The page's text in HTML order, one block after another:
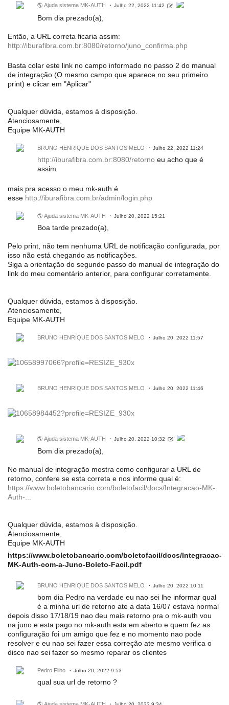
🌎 Ajuda sistema MK-AUTH Julho 22, 2022 11:42
Bom dia prezado(a),
Então, a URL correta ficaria assim:
http://iburafibra.com.br:8080/retorno/juno_confirma.php
Basta colar este link no campo informado no passo 2 do manual
de integração (O mesmo campo que aparece no seu primeiro
print) e clicar em "Aplicar"
Qualquer dúvida, estamos à disposição.
Atenciosamente,
Equipe MK-AUTH
BRUNO HENRIQUE DOS SANTOS MELO Julho 22, 2022 11:24
http://iburafibra.com.br:8080/retorno eu acho que é
assim
mais pra acesso o meu mk-auth é
esse http://iburafibra.com.br/admin/login.php
🌎 Ajuda sistema MK-AUTH Julho 20, 2022 15:21
Boa tarde prezado(a),
Pelo print, não tem nenhuma URL de notificação configurada, por
isso não está chegando as notificações.
Siga a orientação do segundo passo do manual de integração do
link do meu comentário anterior, para configurar corretamente.
Qualquer dúvida, estamos à disposição.
Atenciosamente,
Equipe MK-AUTH
BRUNO HENRIQUE DOS SANTOS MELO Julho 20, 2022 11:57
BRUNO HENRIQUE DOS SANTOS MELO Julho 20, 2022 11:46
🌎 Ajuda sistema MK-AUTH Julho 20, 2022 10:32
Bom dia prezado(a),
No manual de integração mostra como configurar a URL de
retorno, confere se esta correta e nos informe qual é:
https://www.boletobancario.com/boletofacil/docs/Integracao-MK-
Auth-...
Qualquer dúvida, estamos à disposição.
Atenciosamente,
Equipe MK-AUTH
https://www.boletobancario.com/boletofacil/docs/Integracao-
MK-Auth-com-a-Juno-Boleto-Facil.pdf
BRUNO HENRIQUE DOS SANTOS MELO Julho 20, 2022 10:11
bom dia Pedro na verdade eu nao sei lhe informar qual
é a minha url de retorno ate a data 16/07 estava normal
depois disso 17/18/19 nao deu mais retorno pra o mk-auth vou
na juno e esta pago no mk-auth esta em aberto e quem fez as
configuração foi um amigo que fez e no momento nao pode
resolver e eu nao sei fazer essa correção ate mesmo verifica o
disco nao sei fazer so mesmo reparar os clientes
Pedro Filho Julho 20, 2022 9:53
qual sua url de retorno ?